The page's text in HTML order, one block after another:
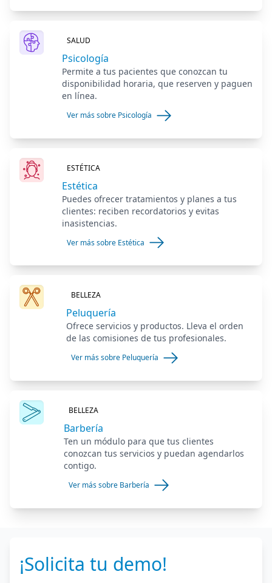
SALUD
Psicología
Permite a tus pacientes que conozcan tu
disponibilidad horaria, que reserven y paguen
en línea.
Ver más sobre Psicología
ESTÉTICA
Estética
Puedes ofrecer tratamientos y planes a tus
clientes: reciben recordatorios y evitas
inasistencias.
Ver más sobre Estética
BELLEZA
Peluquería
Ofrece servicios y productos. Lleva el orden
de las comisiones de tus profesionales.
Ver más sobre Peluquería
BELLEZA
Barbería
Ten un módulo para que tus clientes
conozcan tus servicios y puedan agendarlos
contigo.
Ver más sobre Barbería
¡Solicita tu demo!